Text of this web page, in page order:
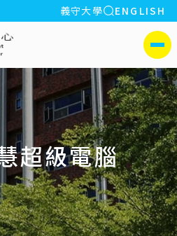
:::
義守大學 全站搜索
ENGLISH
義守大學貴重暨共用儀器中心
側選單
超級電腦